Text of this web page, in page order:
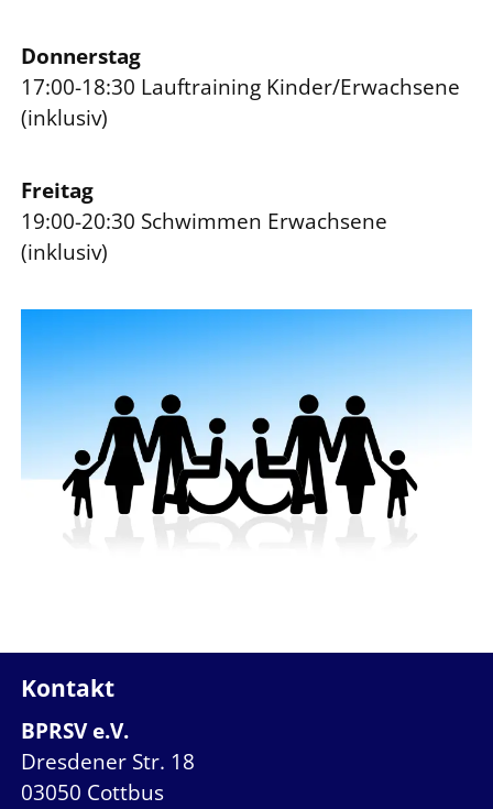
Donnerstag
17:00-18:30 Lauftraining Kinder/Erwachsene
(inklusiv)
Freitag
19:00-20:30 Schwimmen Erwachsene
(inklusiv)
Kontakt
BPRSV e.V.
Dresdener Str. 18
03050 Cottbus